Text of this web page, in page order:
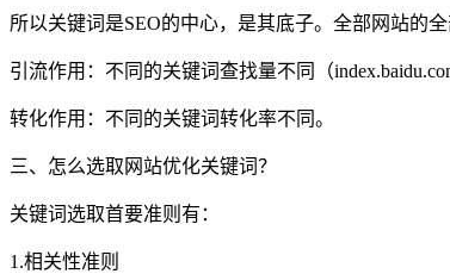
所以关键词是SEO的中心，是其底子。全部网站的
引流作用：不同的关键词查找量不同（
转化作用：不同的关键词转化率不同。
三、怎么选取网站优化关键词？
关键词选取首要准则有：
1.相关性准则